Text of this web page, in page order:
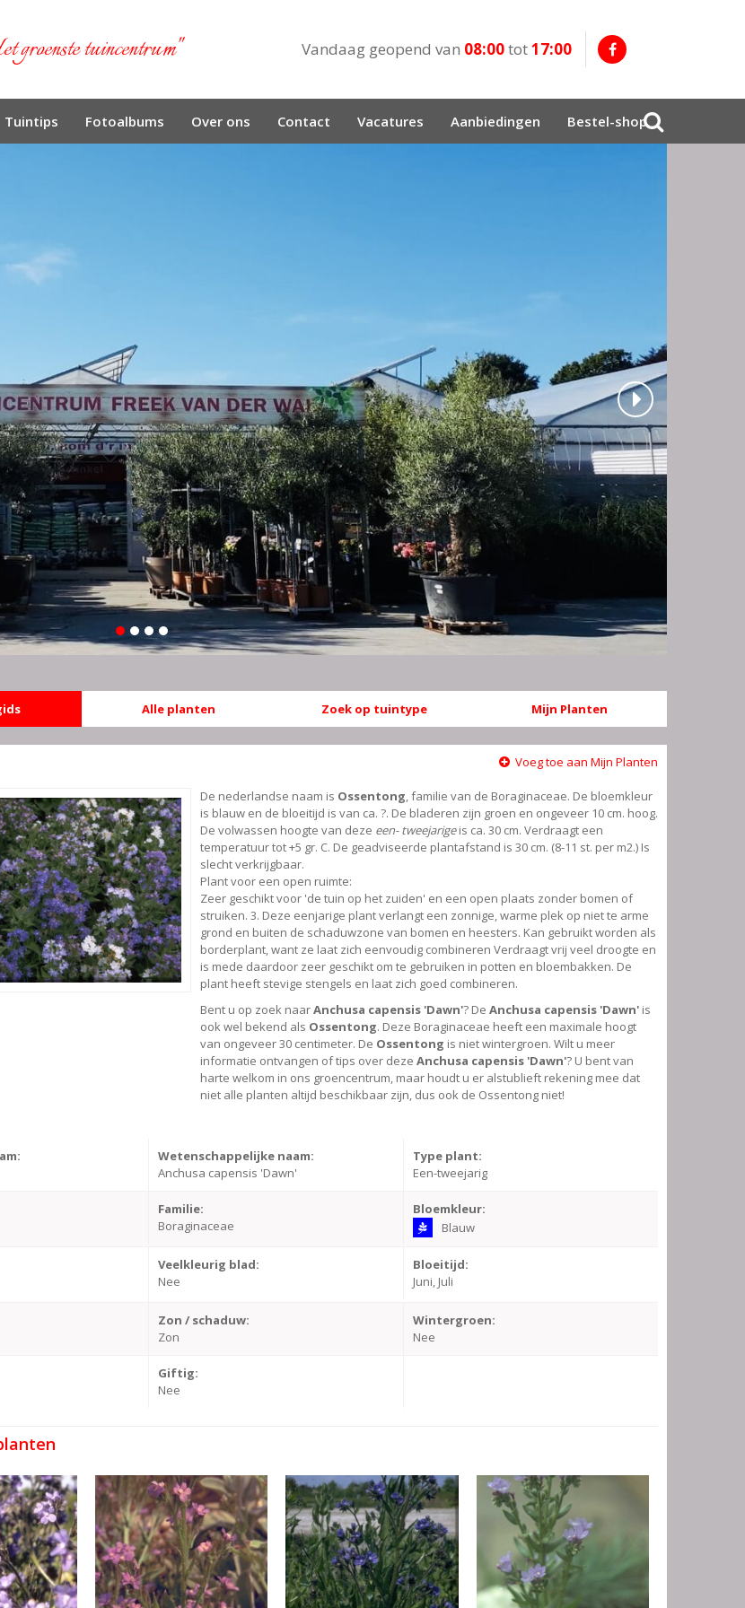
groenste tuincentrum" Vandaag geopend van 08:00tot17:00
Tuintips Fotoalbums Over ons Contact Vacatures Aanbiedingen Bestel-shop
Alle planten Zoek op tuintype Mijn Planten
Voeg toe aan Mijn Planten
De nederlandse naam is Ossentong, familie van de Boraginaceae. De bloemkleur
is blauw en de bloeitijd is van ca. ?. De bladeren zijn groen en ongeveer 10 cm. hoog.
De volwassen hoogte van deze een- tweejarigeis ca. 30 cm. Verdraagt een
temperatuur tot +5 gr. C. De geadviseerde plantafstand is 30 cm. (8-11 st. per m2.) Is
slecht verkrijgbaar.
Plant voor een open ruimte:
Zeer geschikt voor 'de tuin op het zuiden' en een open plaats zonder bomen of
struiken. 3. Deze eenjarige plant verlangt een zonnige, warme plek op niet te arme
grond en buiten de schaduwzone van bomen en heesters. Kan gebruikt worden als
borderplant, want ze laat zich eenvoudig combineren Verdraagt vrij veel droogte en
is mede daardoor zeer geschikt om te gebruiken in potten en bloembakken. De
plant heeft stevige stengels en laat zich goed combineren.
Bent u op zoek naarAnchusa capensis 'Dawn'? De Anchusa capensis 'Dawn' is
ook wel bekend als Ossentong. Deze Boraginaceae heeft een maximale hoogt
van ongeveer 30 centimeter. De Ossentong is niet wintergroen. Wilt u meer
informatie ontvangen of tips over deze Anchusa capensis 'Dawn'? U bent van
harte welkom in ons groencentrum, maar houdt u er alstublieft rekening mee dat
niet alle planten altijd beschikbaar zijn, dus ook de Ossentong niet!
Wetenschappelijke naam:
Anchusa capensis 'Dawn'
Type plant:
Een-tweejarig
Familie:
Boraginaceae
Bloemkleur:
Blauw
Veelkleurig blad:
Nee
Bloeitijd:
Juni, Juli
Zon / schaduw:
Zon
Wintergroen:
Nee
Giftig:
Nee